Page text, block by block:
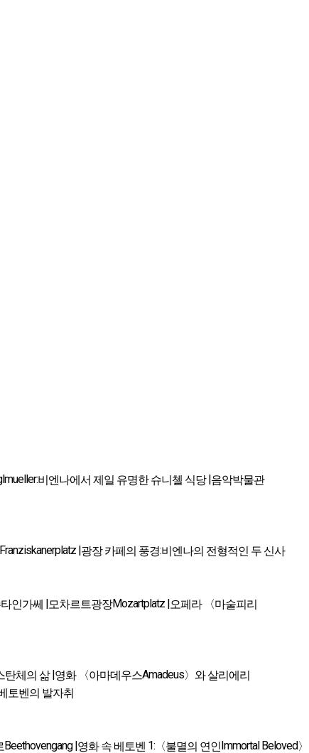
비엔나에서 제일 유명한 슈니첼 식당|음악박물관
Franziskanerplatz |광장 카페의 풍경:비엔나의 전형적인 두 신사
인가쎄 |모차르트광장Mozartplatz |오페라 〈마술피리
탄체의 삶|영화 〈아마데우스Amadeus〉와 살리에리
토벤의 발자취
Beethovengang |영화 속 베토벤 1: 〈불멸의 연인Immortal Beloved〉